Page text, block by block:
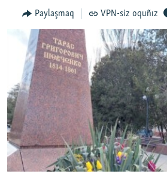
İNSAN AQLARI
VİDEO
SÜRET
BLOGLAR
FİKİR
Русский
Українською
Paylaşmaq VPN-siz oquñız